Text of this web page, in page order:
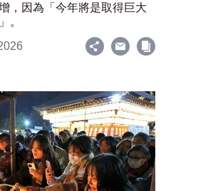
，因為「今年將是取得巨大
。